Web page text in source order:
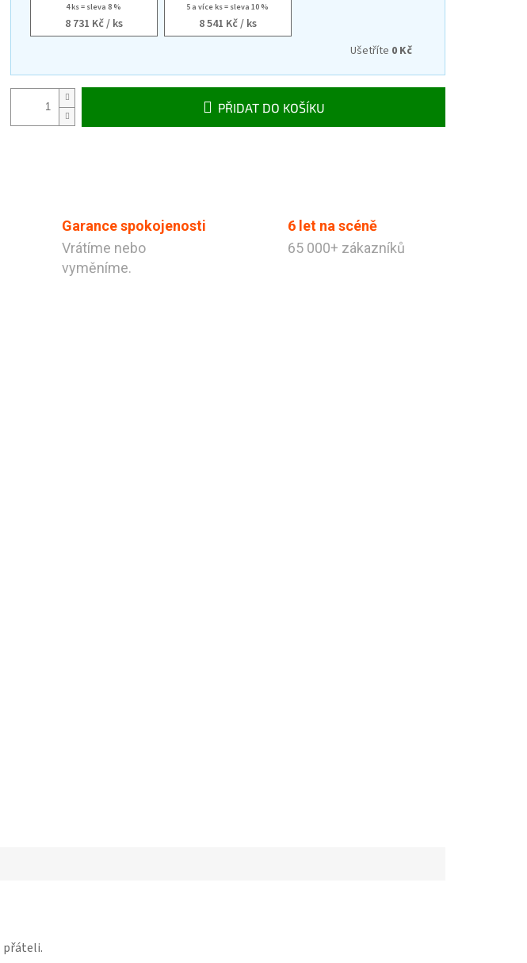
4 ks = sleva 8 %
8 731 Kč/ ks
5 a více ks = sleva 10 %
8 541 Kč/ ks
Ušetříte 0 Kč
PŘIDAT DO KOŠÍKU
Garance spokojenosti
Vrátíme nebo
vyměníme.
6 let na scéně
65 000+ zákazníků
přáteli.
Tibabák - Váš AI rádce